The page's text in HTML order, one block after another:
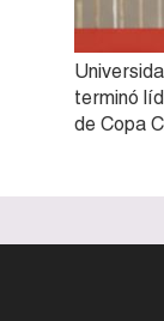
terminó
de Copa